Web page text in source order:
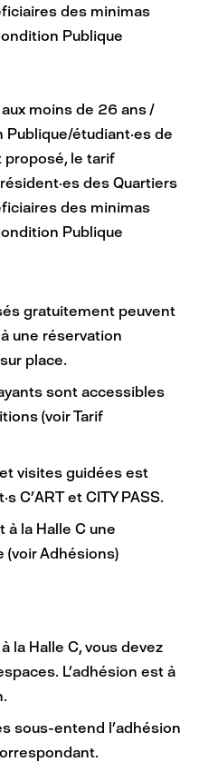
des minimas
Publique
moins de 26 ans /
étudiant·es de
proposé, le tarif
des Quartiers
des minimas
Publique
gratuitement peuvent
une réservation
place.
sont accessibles
(voir Tarif
visites guidées est
C’ART et CITY PASS.
à la Halle C une
(voir Adhésions)
la Halle C, vous devez
L’adhésion est à
sous-entend l’adhésion